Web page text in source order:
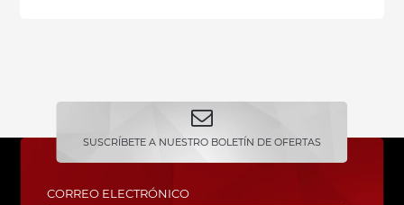
SUSCRÍBETE A NUESTRO BOLETÍN DE OFERTAS
CORREO ELECTRÓNICO